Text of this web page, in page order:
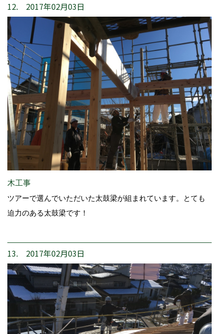
12. 2017年02月03日
木工事
ツアーで選んでいただいた太鼓梁が組まれています。とても
迫力のある太鼓梁です！
13. 2017年02月03日